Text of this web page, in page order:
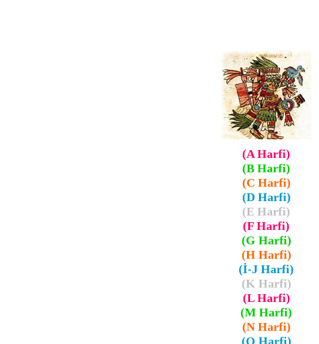
(A Harfi)
(B Harfi)
(C Harfi)
(D Harfi)
(E Harfi)
(F Harfi)
(G Harfi)
(H Harfi)
(İ-J Harfi)
(K Harfi)
(L Harfi)
(M Harfi)
(N Harfi)
(O Harfi)